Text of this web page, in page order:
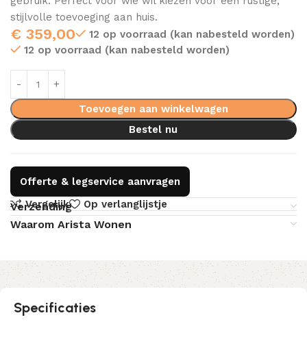
stijlvolle toevoeging aan huis.
€ 359,00
12 op voorraad (kan nabesteld worden)
12 op voorraad (kan nabesteld worden)
Toevoegen aan winkelwagen
Bestel nu
Offerte & legservice aanvragen
Vergelijk
Op verlanglijstje
Verzending
Waarom Arista Wonen
Specificaties